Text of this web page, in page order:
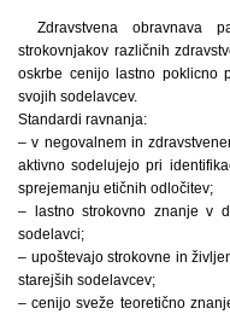
Zdravstvena obravnava
strokovnjakov različnih
oskrbe cenijo lastno poklicno
svojih sodelavcev.
Standardi ravnanja:
– v negovalnem in
aktivno sodelujejo pri
sprejemanju etičnih odločitev;
– lastno strokovno znanje v
sodelavci;
– upoštevajo strokovne in
starejših sodelavcev;
– cenijo sveže teoretično